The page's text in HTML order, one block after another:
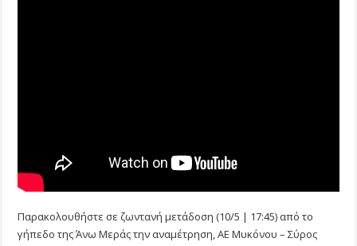
Παρακολουθήστε σε ζωντανή μετάδοση (10/5 | 17:45) από το
γήπεδο της Άνω Μεράς την αναμέτρηση, ΑE Μυκόνου – Σύρος